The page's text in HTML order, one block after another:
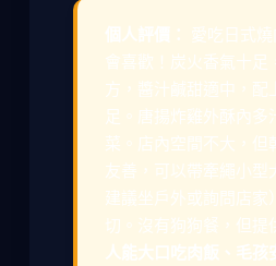
個人評價： 愛吃日式
會喜歡！炭火香氣十足
方，醬汁鹹甜適中，配
足。唐揚炸雞外酥內多
菜。店內空間不大，但
友善，可以帶牽繩小型
建議坐戶外或詢問店家
切。沒有狗狗餐，但提
人能大口吃肉飯、毛孩